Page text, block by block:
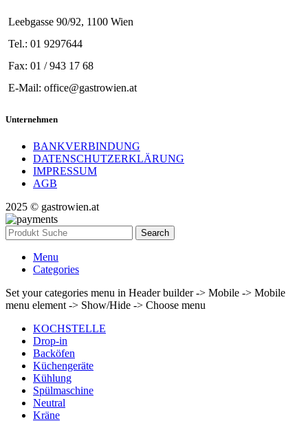
Leebgasse 90/92, 1100 Wien
Tel.: 01 9297644
Fax: 01 / 943 17 68
E-Mail: office@gastrowien.at
Unternehmen
BANKVERBINDUNG
DATENSCHUTZERKLÄRUNG
IMPRESSUM
AGB
2025 © gastrowien.at
Search
Menu
Categories
Set your categories menu in Header builder -> Mobile -> Mobile
menu element -> Show/Hide -> Choose menu
KOCHSTELLE
Drop-in
Backöfen
Küchengeräte
Kühlung
Spülmaschine
Neutral
Kräne